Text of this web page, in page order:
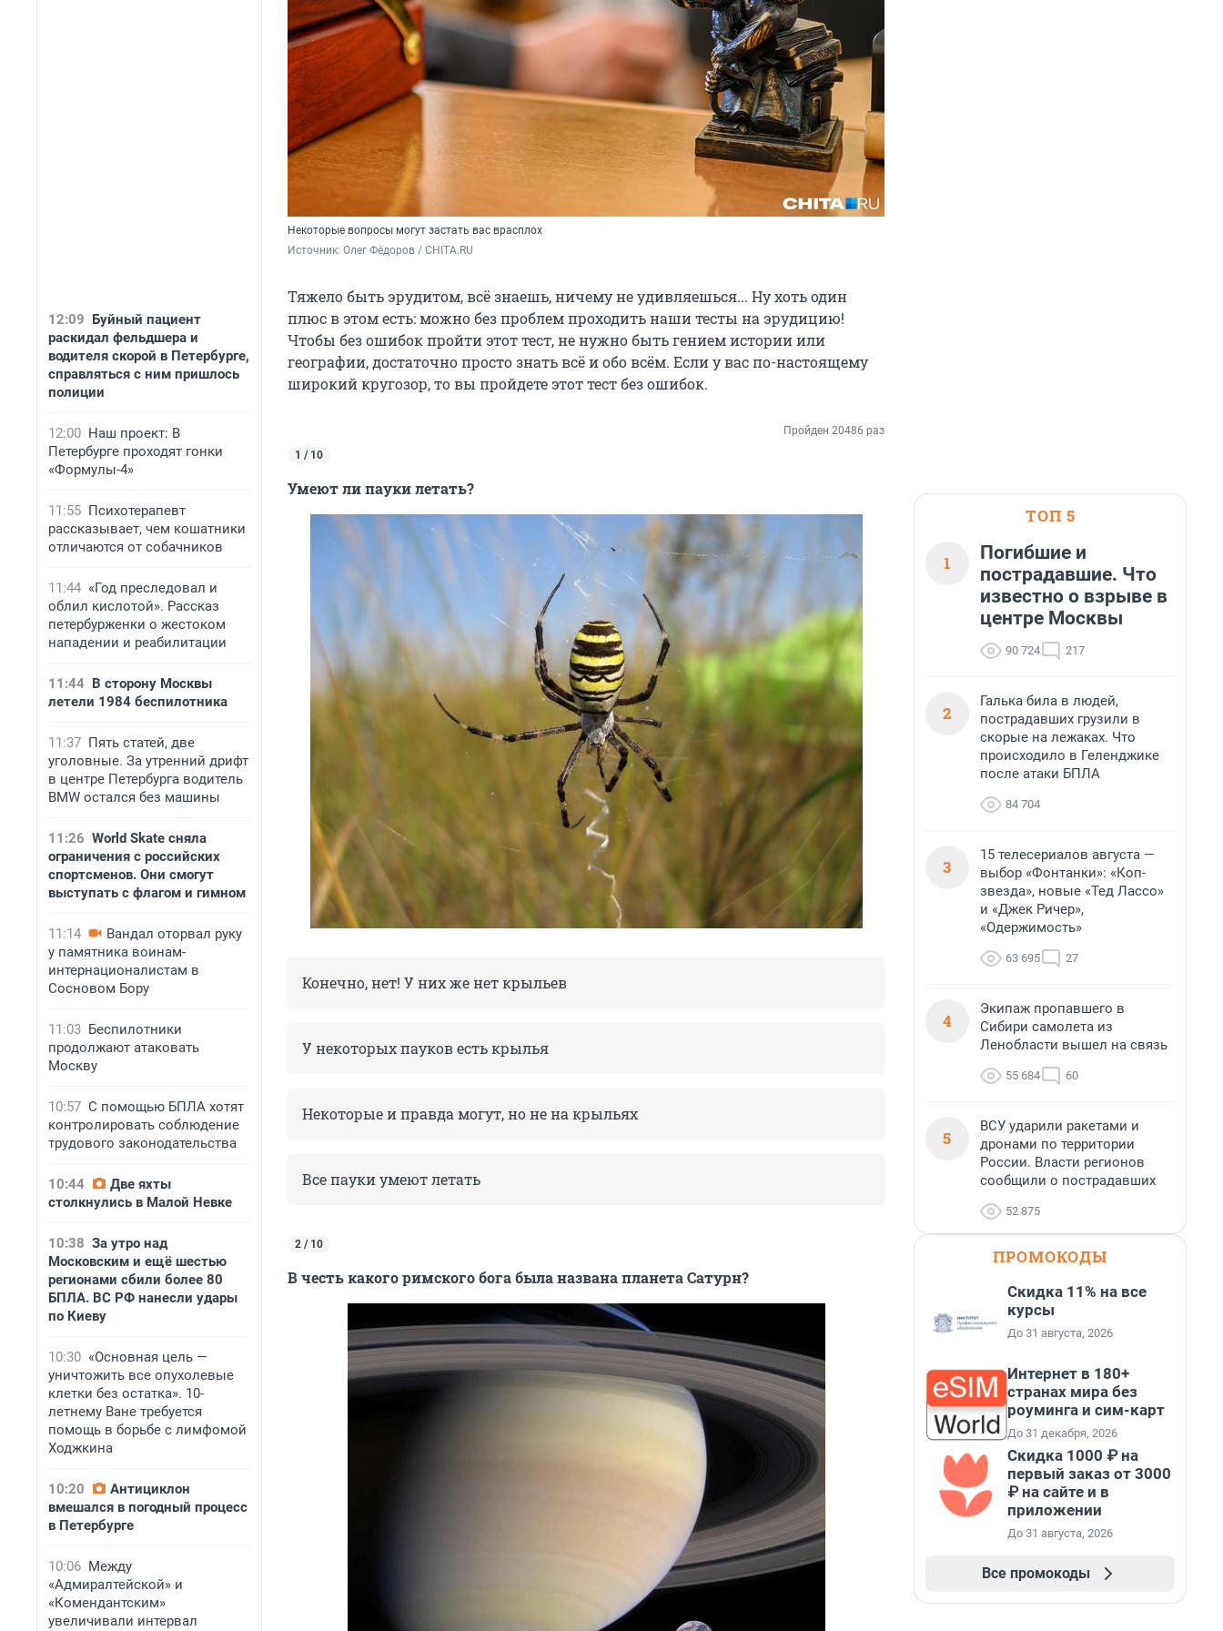
12:09 Буйный пациент
раскидал фельдшера и
водителя скорой в Петербурге,
справляться с ним пришлось
полиции
12:00 Наш проект: В
Петербурге проходят гонки
«Формулы-4»
11:55 Психотерапевт
рассказывает, чем кошатники
отличаются от собачников
11:44 «Год преследовал и
облил кислотой». Рассказ
петербурженки о жестоком
нападении и реабилитации
11:44 В сторону Москвы
летели 1984 беспилотника
11:37 Пять статей, две
уголовные. За утренний дрифт
в центре Петербурга водитель
BMW остался без машины
11:26 World Skate сняла
ограничения с российских
спортсменов. Они смогут
выступать с флагом и гимном
11:14
Вандал оторвал руку
у памятника воинам-
интернационалистам в
Сосновом Бору
11:03 Беспилотники
продолжают атаковать
Москву
10:57 С помощью БПЛА хотят
контролировать соблюдение
трудового законодательства
10:44
Две яхты
столкнулись в Малой Невке
10:38 За утро над
Московским и ещё шестью
регионами сбили более 80
БПЛА. ВС РФ нанесли удары
по Киеву
10:30 «Основная цель —
уничтожить все опухолевые
клетки без остатка». 10-
летнему Ване требуется
помощь в борьбе с лимфомой
Ходжкина
10:20
Антициклон
вмешался в погодный процесс
в Петербурге
10:06 Между
«Адмиралтейской» и
«Комендантским»
увеличивали интервал
Некоторые вопросы могут застать вас врасплох
Источник: Олег Фёдоров / CHITA.RU
Тяжело быть эрудитом, всё знаешь, ничему не удивляешься... Ну хоть один
плюс в этом есть: можно без проблем проходить наши тесты на эрудицию!
Чтобы без ошибок пройти этот тест, не нужно быть гением истории или
географии, достаточно просто знать всё и обо всём. Если у вас по-настоящему
широкий кругозор, то вы пройдете этот тест без ошибок.
Пройден 20486 раз
1 / 10
Умеют ли пауки летать?
Конечно, нет! У них же нет крыльев
У некоторых пауков есть крылья
Некоторые и правда могут, но не на крыльях
Все пауки умеют летать
2 / 10
В честь какого римского бога была названа планета Сатурн?
ТОП 5
1
Погибшие и
пострадавшие. Что
известно о взрыве в
центре Москвы
90 724 217
2
Галька била в людей,
пострадавших грузили в
скорые на лежаках. Что
происходило в Геленджике
после атаки БПЛА
84 704
3
15 телесериалов августа —
выбор «Фонтанки»: «Коп-
звезда», новые «Тед Лассо»
и «Джек Ричер»,
«Одержимость»
63 695 27
4
Экипаж пропавшего в
Сибири самолета из
Ленобласти вышел на связь
55 684 60
5
ВСУ ударили ракетами и
дронами по территории
России. Власти регионов
сообщили о пострадавших
52 875
ПРОМОКОДЫ
Скидка 11% на все
курсы
До 31 августа, 2026
Интернет в 180+
странах мира без
роуминга и сим-карт
До 31 декабря, 2026
Скидка 1000 ₽ на
первый заказ от 3000
₽ на сайте и в
приложении
До 31 августа, 2026
Все промокоды